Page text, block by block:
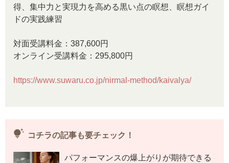
得、集中力と実現力を高める黒い点の瞑想、瞑想ガイ
ドの実践練習
対面受講料金：387,600円
オンライン受講料金：295,800円
https://www.suwaru.co.jp/nirmal-method/kaivalya/
tips_and_updates コチラの記事も要チェック！
パフォーマンスの爆上がりが期待できる